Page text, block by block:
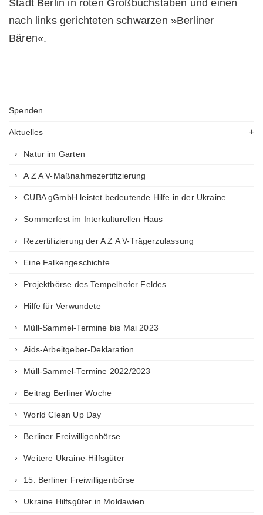
Spenden
Aktuelles
Natur im Garten
A Z A V-Maßnahmezertifizierung
CUBA gGmbH leistet bedeutende Hilfe in der Ukraine
Sommerfest im Interkulturellen Haus
Rezertifizierung der A Z A V-Trägerzulassung
Eine Falkengeschichte
Projektbörse des Tempelhofer Feldes
Hilfe für Verwundete
Müll-Sammel-Termine bis Mai 2023
Aids-Arbeitgeber-Deklaration
Müll-Sammel-Termine 2022/2023
Beitrag Berliner Woche
World Clean Up Day
Berliner Freiwilligenbörse
Weitere Ukraine-Hilfsgüter
15. Berliner Freiwilligenbörse
Ukraine Hilfsgüter in Moldawien